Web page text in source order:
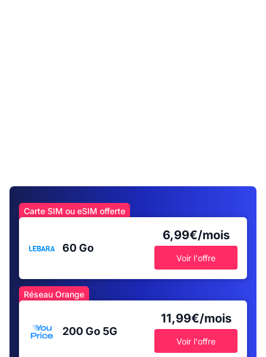
Carte SIM ou eSIM offerte
60 Go
6,99€/mois
Voir l'offre
Réseau Orange
200 Go 5G
11,99€/mois
Voir l'offre